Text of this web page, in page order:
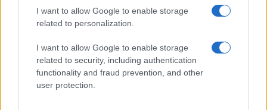
I want to allow Google to enable storage
related to personalization.
I want to allow Google to enable storage
related to security, including authentication
functionality and fraud prevention, and other
user protection.